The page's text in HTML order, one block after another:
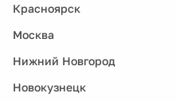
Красноярск
Москва
Нижний Новгород
Новокузнецк